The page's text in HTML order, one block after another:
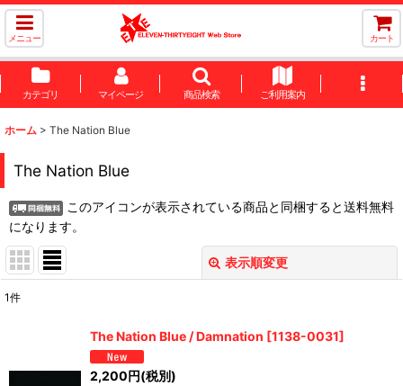
メニュー カート
カテゴリ マイページ 商品検索 ご利用案内
ホーム > The Nation Blue
The Nation Blue
このアイコンが表示されている商品と同梱すると送料無料
になります。
表示順変更
1件
The Nation Blue / Damnation [1138-0031]
2,200円(税別)